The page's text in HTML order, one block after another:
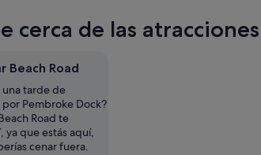
cerca de las
Beach Road
una tarde de
Pembroke Dock?
Road te
ya que estás aquí,
cenar fuera.